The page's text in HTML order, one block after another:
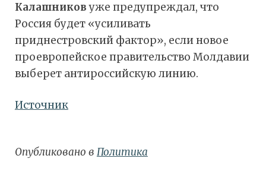
Калашниковуже предупреждал, что
Россия будет «усиливать
приднестровский фактор», если новое
проевропейское правительство Молдавии
выберет антироссийскую линию.
Источник
Опубликовано в Политика